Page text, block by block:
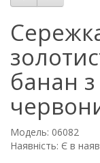
банан
Модель: 06082
Наявність: Є в